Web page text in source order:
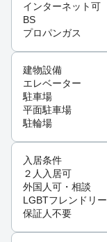
インターネット可
BS
プロパンガス
建物設備
エレベーター
駐車場
平面駐車場
駐輪場
入居条件
２人入居可
外国人可・相談
LGBTフレンドリー
保証人不要